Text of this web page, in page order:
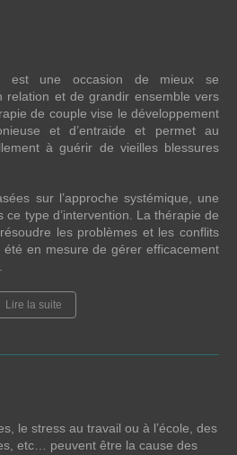
est une occasion de mieux se
relation et de grandir ensemble vers
de couple vise le développement
et d’entraide et permet au
à guérir de vieilles blessures
sur l’approche systémique, une
type d’intervention. La thérapie de
les problèmes et les conflits
été en mesure de gérer efficacement
Lire la suite
le stress au travail ou à l’école, des
etc… peuvent être la cause des